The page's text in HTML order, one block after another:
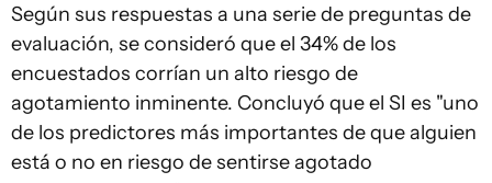
Según sus respuestas a una serie de preguntas de
evaluación, se consideró que el 34% de los
encuestados corrían un alto riesgo de
agotamiento inminente. Concluyó que el SI es "uno
de los predictores más importantes de que alguien
está o no en riesgo de sentirse agotado